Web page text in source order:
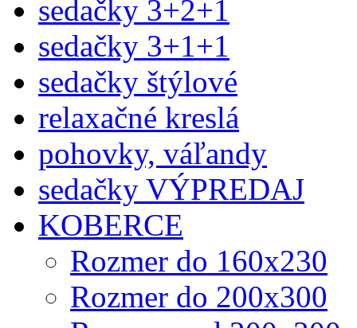
sedačky 3+2+1
sedačky 3+1+1
sedačky štýlové
relaxačné kreslá
pohovky, váľandy
sedačky VÝPREDAJ
KOBERCE
Rozmer do 160x230
Rozmer do 200x300